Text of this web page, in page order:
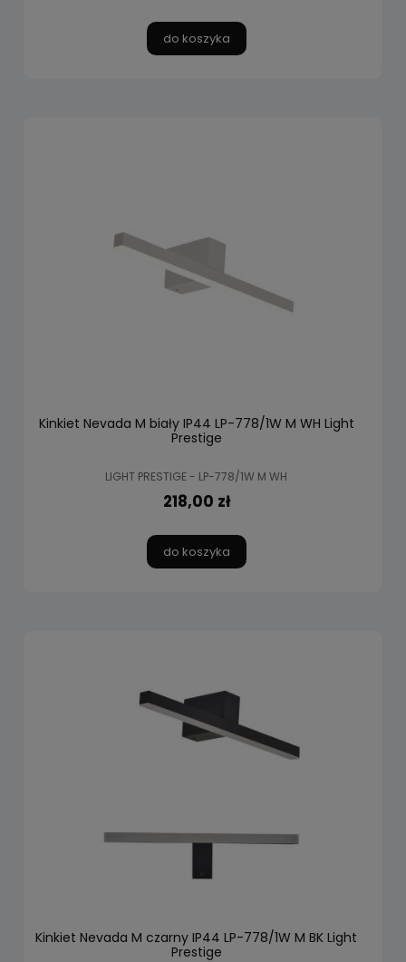
do koszyka
Kinkiet Nevada M biały IP44 LP-778/1W M WH Light
Prestige
LIGHT PRESTIGE - LP-778/1W M WH
218,00 zł
do koszyka
Kinkiet Nevada M czarny IP44 LP-778/1W M BK Light
Prestige